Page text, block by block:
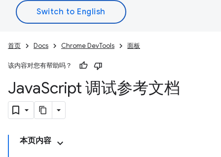
首页 Docs Chrome DevTools 面板
该内容对您有帮助吗？
JavaScript 调试参考文档
本页内容